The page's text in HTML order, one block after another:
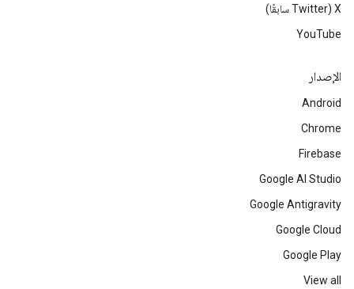
‫X ‏(Twitter سابقًا)
YouTube
الإصدار
Android
Chrome
Firebase
Google AI Studio
Google Antigravity
Google Cloud
Google Play
View all